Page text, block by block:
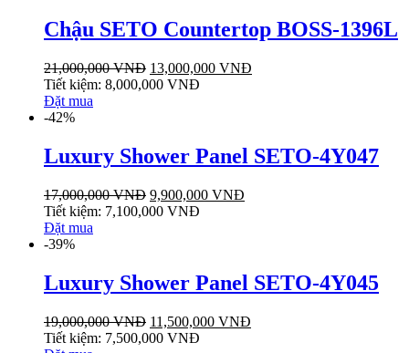
Chậu SETO Countertop BOSS-1396L
21,000,000VNĐ 13,000,000 VNĐ
Tiết kiệm: 8,000,000 VNĐ
Đặt mua
-42%
Luxury Shower Panel SETO-4Y047
17,000,000VNĐ 9,900,000 VNĐ
Tiết kiệm: 7,100,000 VNĐ
Đặt mua
-39%
Luxury Shower Panel SETO-4Y045
19,000,000VNĐ 11,500,000 VNĐ
Tiết kiệm: 7,500,000 VNĐ